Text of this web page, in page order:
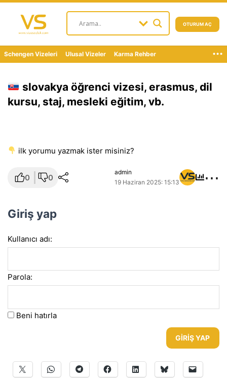
OTURUM AÇ
Schengen Vizeleri Ulusal Vizeler Karma Rehber ...
slovakya öğrenci vizesi, erasmus, dil
kursu, staj, mesleki eğitim, vb.
i̇lk yorumu yazmak ister misiniz?
0 0
admin
19 Haziran 2025: 15:13
⋯
Giriş yap
Kullanıcı adı:
Parola:
Beni hatırla
GIRIŞ YAP